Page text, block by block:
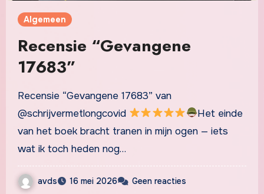
Algemeen
Recensie “Gevangene
17683”
Recensie “Gevangene 17683” van
@schrijvermetlongcovid
Het einde
van het boek bracht tranen in mijn ogen — iets
wat ik toch heden nog…
avds 16 mei 2026 Geen reacties